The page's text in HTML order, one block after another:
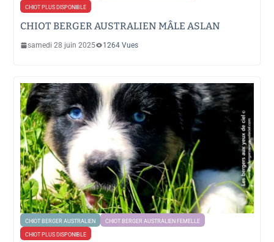
CHIOT PLUS DISPONIBLE
CHIOT BERGER AUSTRALIEN MÂLE ASLAN
samedi 28 juin 2025 1264 Vues
CHIOT BERGER AUSTRALIEN CHIOT BERGER AUSTRALIEN FEMELLE
CHIOT PLUS DISPONIBLE